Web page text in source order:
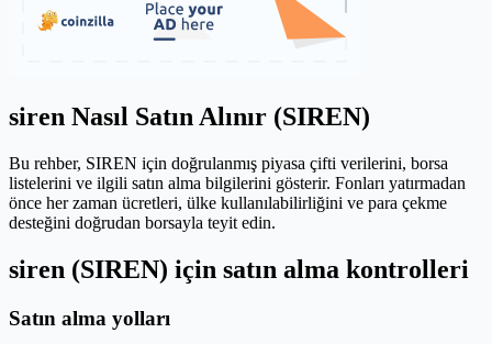
siren Nasıl Satın Alınır (SIREN)
Bu rehber, SIREN için doğrulanmış piyasa çifti verilerini, borsa
listelerini ve ilgili satın alma bilgilerini gösterir. Fonları yatırmadan
önce her zaman ücretleri, ülke kullanılabilirliğini ve para çekme
desteğini doğrudan borsayla teyit edin.
siren (SIREN) için satın alma kontrolleri
Satın alma yolları